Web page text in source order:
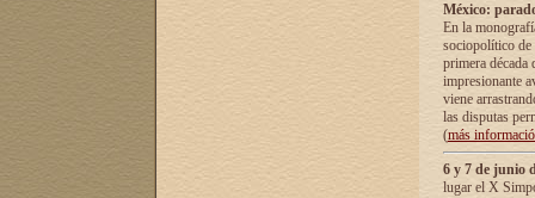
México:
En la
sociopolítico de
primera década
impresionante
viene
las disputas
(más
6 y 7 de junio
lugar el X